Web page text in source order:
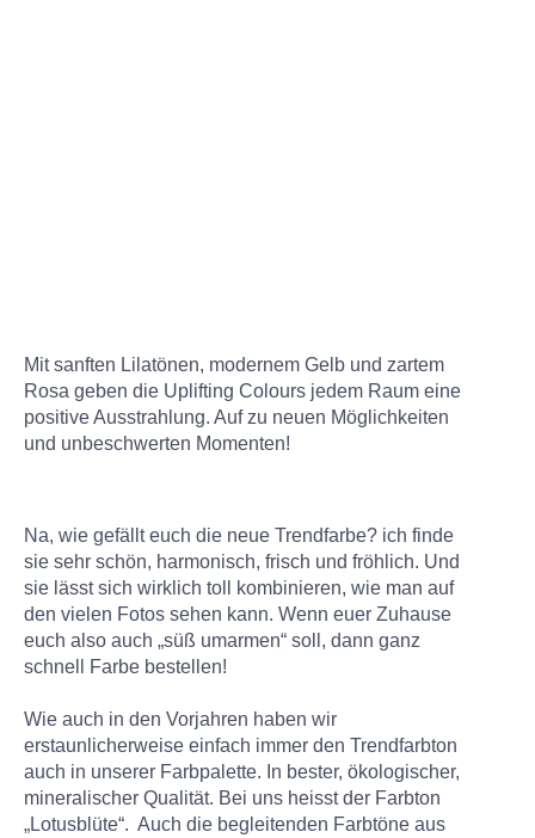
Mit sanften Lilatönen, modernem Gelb und zartem
Rosa geben die Uplifting Colours jedem Raum eine
positive Ausstrahlung. Auf zu neuen Möglichkeiten
und unbeschwerten Momenten!
Na, wie gefällt euch die neue Trendfarbe? ich finde
sie sehr schön, harmonisch, frisch und fröhlich. Und
sie lässt sich wirklich toll kombinieren, wie man auf
den vielen Fotos sehen kann. Wenn euer Zuhause
euch also auch „süß umarmen“ soll, dann ganz
schnell Farbe bestellen!
Wie auch in den Vorjahren haben wir
erstaunlicherweise einfach immer den Trendfarbton
auch in unserer Farbpalette. In bester, ökologischer,
mineralischer Qualität. Bei uns heisst der Farbton
„Lotusblüte“. Auch die begleitenden Farbtöne aus